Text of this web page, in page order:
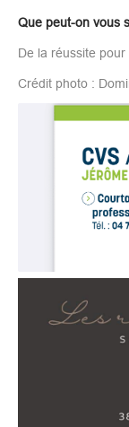
Que peut-on vous
De la réussite
Crédit photo :